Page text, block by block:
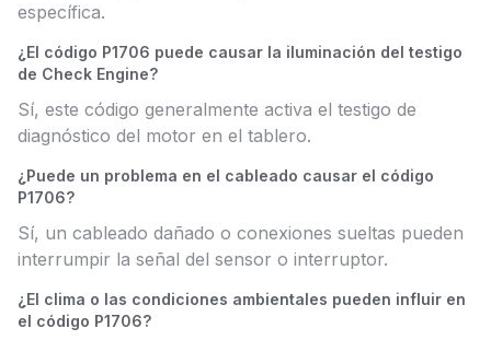
específica.
¿El código P1706 puede causar la iluminación del testigo
de Check Engine?
Sí, este código generalmente activa el testigo de
diagnóstico del motor en el tablero.
¿Puede un problema en el cableado causar el código
P1706?
Sí, un cableado dañado o conexiones sueltas pueden
interrumpir la señal del sensor o interruptor.
¿El clima o las condiciones ambientales pueden influir en
el código P1706?